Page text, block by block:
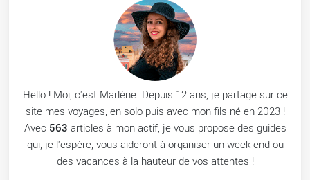
Hello ! Moi, c'est Marlène. Depuis 12 ans, je partage sur ce
site mes voyages, en solo puis avec mon fils né en 2023 !
Avec 563 articles à mon actif, je vous propose des guides
qui, je l'espère, vous aideront à organiser un week-end ou
des vacances à la hauteur de vos attentes !